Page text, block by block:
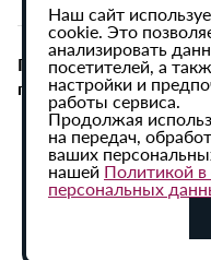
При использовании
гиперссылка на ИА
Наш сайт
cookie. Это
анализировать
посетителей, а
настройки и
работы сервиса.
Продолжая
на передач,
ваших
нашей Политикой
персональных